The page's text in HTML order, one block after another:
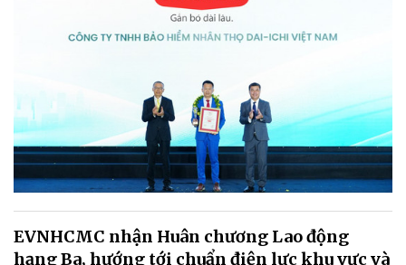
EVNHCMC nhận Huân chương Lao động
hạng Ba, hướng tới chuẩn điện lực khu vực và